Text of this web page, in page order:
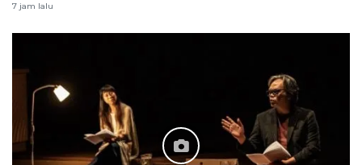
7 jam lalu